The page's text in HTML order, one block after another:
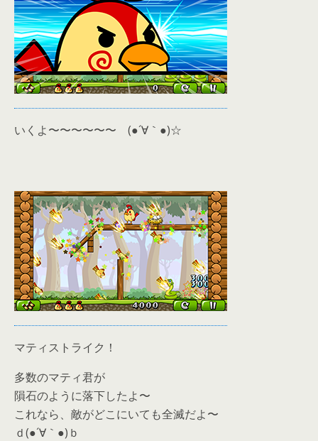
いくよ〜〜〜〜〜〜 (●´∀｀●)☆
マティストライク！
多数のマティ君が
隕石のように落下したよ〜
これなら、敵がどこにいても全滅だよ〜
ｄ(●´∀｀●)ｂ